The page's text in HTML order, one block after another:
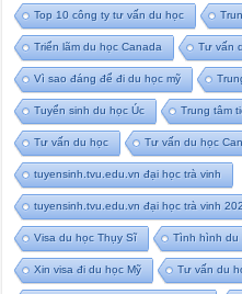
Top 10 công ty tư vấn du học
Triển lãm du học Canada Tư vấn
Vì sao đáng để đi du học mỹ
Tuyển sinh du học Úc Trung tâm
Tư vấn du học Tư vấn du học
tuyensinh.tvu.edu.vn đại học trà vinh
tuyensinh.tvu.edu.vn đại học trà vinh
Visa du học Thụy Sĩ Tình hình du
Xin visa đi du học Mỹ Tư vấn du